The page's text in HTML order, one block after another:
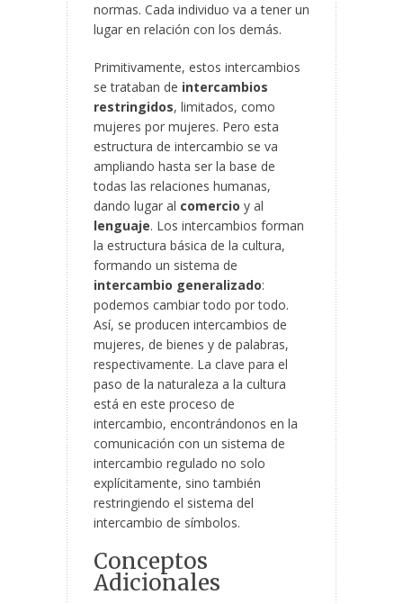
normas. Cada individuo va a tener un
lugar en relación con los demás.
Primitivamente, estos intercambios
se trataban de intercambios
restringidos, limitados, como
mujeres por mujeres. Pero esta
estructura de intercambio se va
ampliando hasta ser la base de
todas las relaciones humanas,
dando lugar al comercio y al
lenguaje. Los intercambios forman
la estructura básica de la cultura,
formando un sistema de
intercambio generalizado:
podemos cambiar todo por todo.
Así, se producen intercambios de
mujeres, de bienes y de palabras,
respectivamente. La clave para el
paso de la naturaleza a la cultura
está en este proceso de
intercambio, encontrándonos en la
comunicación con un sistema de
intercambio regulado no solo
explícitamente, sino también
restringiendo el sistema del
intercambio de símbolos.
Conceptos
Adicionales